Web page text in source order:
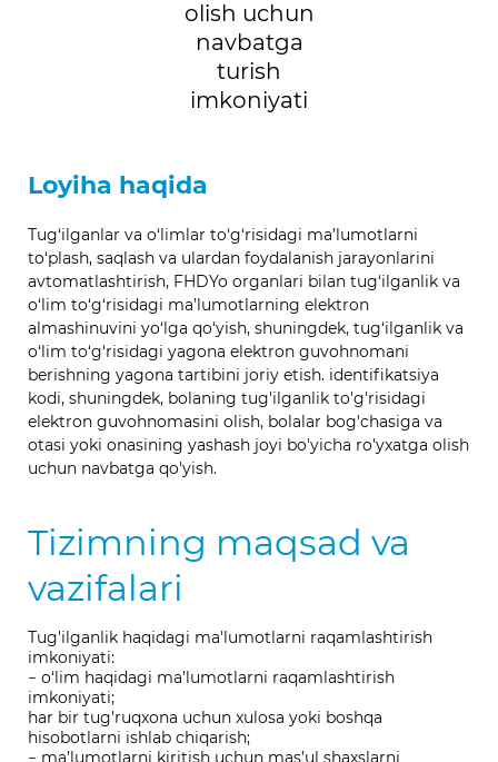
olish uchun
navbatga
turish
imkoniyati
Loyiha haqida
Tug‘ilganlar va o‘limlar to‘g‘risidagi ma’lumotlarni
to‘plash, saqlash va ulardan foydalanish jarayonlarini
avtomatlashtirish, FHDYo organlari bilan tug‘ilganlik va
o‘lim to‘g‘risidagi ma’lumotlarning elektron
almashinuvini yo‘lga qo‘yish, shuningdek, tug‘ilganlik va
o‘lim to‘g‘risidagi yagona elektron guvohnomani
berishning yagona tartibini joriy etish. identifikatsiya
kodi, shuningdek, bolaning tug'ilganlik to'g'risidagi
elektron guvohnomasini olish, bolalar bog'chasiga va
otasi yoki onasining yashash joyi bo'yicha ro'yxatga olish
uchun navbatga qo'yish.
Tizimning maqsad va
vazifalari
Tug'ilganlik haqidagi ma'lumotlarni raqamlashtirish
imkoniyati:
− o‘lim haqidagi ma’lumotlarni raqamlashtirish
imkoniyati;
har bir tug'ruqxona uchun xulosa yoki boshqa
hisobotlarni ishlab chiqarish;
− ma’lumotlarni kiritish uchun mas’ul shaxslarni